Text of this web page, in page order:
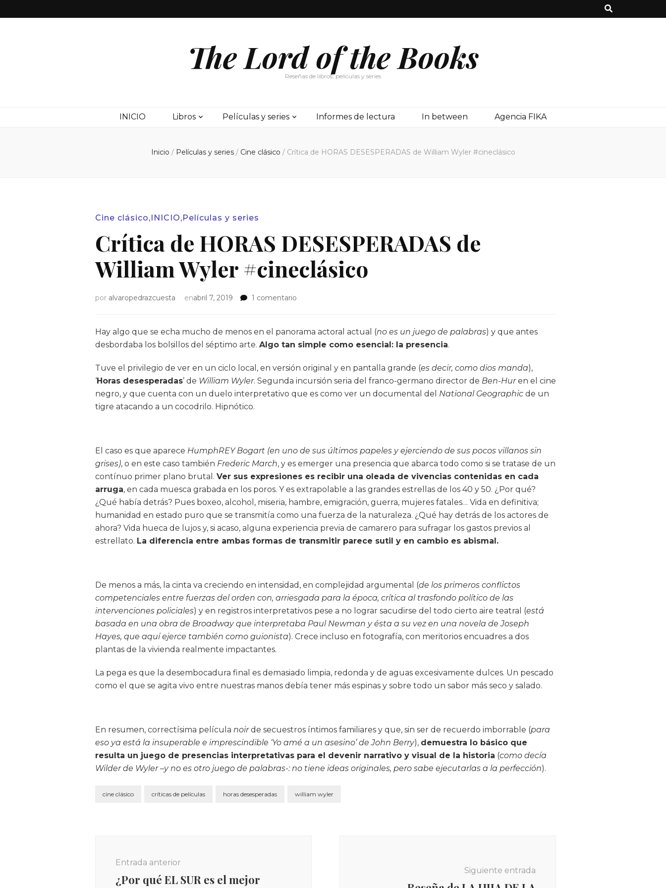
The Lord of the Books
Reseñas de libros, películas y series
INICIO Libros Películas y series Informes de lectura In between Agencia FIKA
Inicio / Películas y series / Cine clásico / Crítica de HORAS DESESPERADAS de William Wyler #cineclásico
Cine clásico,INICIO,Películas y series
Crítica de HORAS DESESPERADAS de
William Wyler #cineclásico
por alvaropedrazcuesta enabril 7, 2019 1 comentario
HORAS
DESESPERADAS
de
Wyler
#cineclásico
Hay algo que se echa mucho de menos en el panorama actoral actual (no es un juego de palabras) y que antes
desbordaba los bolsillos del séptimo arte. Algo tan simple como esencial: la presencia.
Tuve el privilegio de ver en un ciclo local, en versión original y en pantalla grande (es decir, como dios manda),
‘Horas desesperadas’ de William Wyler. Segunda incursión seria del franco-germano director de Ben-Huren el cine
negro, y que cuenta con un duelo interpretativo que es como ver un documental del National Geographic de un
tigre atacando a un cocodrilo. Hipnótico.
El caso es que aparece HumphREY Bogart (en uno de sus últimos papeles y ejerciendo de sus pocos villanos sin
grises), o en este caso también Frederic March, y es emerger una presencia que abarca todo como si se tratase de un
contínuo primer plano brutal. Ver sus expresiones es recibir una oleada de vivencias contenidas en cada
arruga, en cada muesca grabada en los poros. Y es extrapolable a las grandes estrellas de los 40 y 50. ¿Por qué?
¿Qué había detrás? Pues boxeo, alcohol, miseria, hambre, emigración, guerra, mujeres fatales… Vida en definitiva;
humanidad en estado puro que se transmitía como una fuerza de la naturaleza. ¿Qué hay detrás de los actores de
ahora? Vida hueca de lujos y, si acaso, alguna experiencia previa de camarero para sufragar los gastos previos al
estrellato. La diferencia entre ambas formas de transmitir parece sutil y en cambio es abismal.
De menos a más, la cinta va creciendo en intensidad, en complejidad argumental (de los primeros conflictos
competenciales entre fuerzas del orden con, arriesgada para la época, crítica al trasfondo político de las
intervenciones policiales) y en registros interpretativos pese a no lograr sacudirse del todo cierto aire teatral (está
basada en una obra de Broadway que interpretaba Paul Newman y ésta a su vez en una novela de Joseph
Hayes, que aquí ejerce también como guionista). Crece incluso en fotografía, con meritorios encuadres a dos
plantas de la vivienda realmente impactantes.
La pega es que la desembocadura final es demasiado limpia, redonda y de aguas excesivamente dulces. Un pescado
como el que se agita vivo entre nuestras manos debía tener más espinas y sobre todo un sabor más seco y salado.
En resumen, correctísima película noirde secuestros íntimos familiares y que, sin ser de recuerdo imborrable (para
eso ya está la insuperable e imprescindible ‘Yo amé a un asesino’ de John Berry), demuestra lo básico que
resulta un juego de presencias interpretativas para el devenir narrativo y visual de la historia (como decía
Wilder de Wyler –y no es otro juego de palabras-: no tiene ideas originales, pero sabe ejecutarlas a la perfección).
cine clásico críticas de películas horas desesperadas william wyler
entradas
Entrada anterior
¿Por qué EL SUR es el mejor
Siguiente entrada